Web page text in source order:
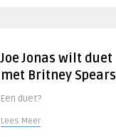
Joe Jonas wilt duet
met Britney Spears
Een duet?
Lees Meer